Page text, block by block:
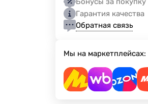
Гарантия качества
Обратная связь
Мы на маркетплейсах: